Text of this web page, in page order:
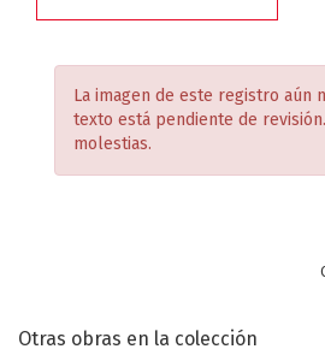
La imagen de este registro aún
texto está pendiente de
molestias.
Otras obras en la colección